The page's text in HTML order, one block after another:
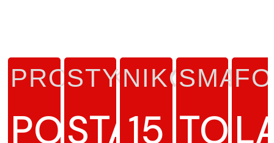
PRODUKTTYP
STYRKA
STARK
15
SMAK